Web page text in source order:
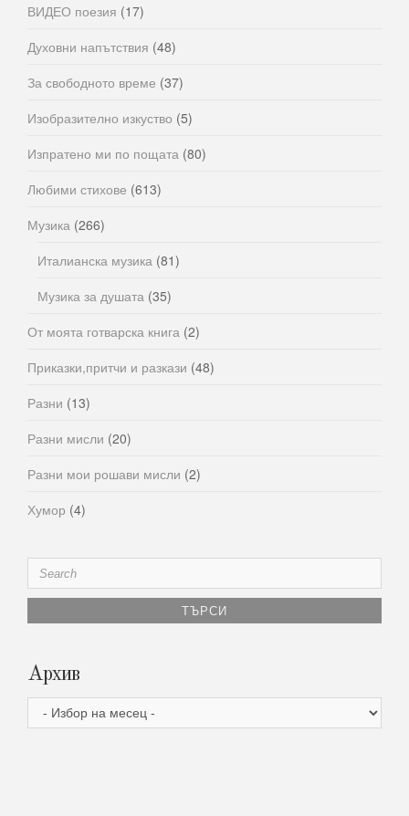
ВИДЕО поезия (17)
Духовни напътствия (48)
За свободното време (37)
Изобразително изкуство (5)
Изпратено ми по пощата (80)
Любими стихове (613)
Музика (266)
Италианска музика (81)
Музика за душата (35)
От моята готварска книга (2)
Приказки,притчи и разкази (48)
Разни (13)
Разни мисли (20)
Разни мои рошави мисли (2)
Хумор (4)
Search
for:
Архив
Архив